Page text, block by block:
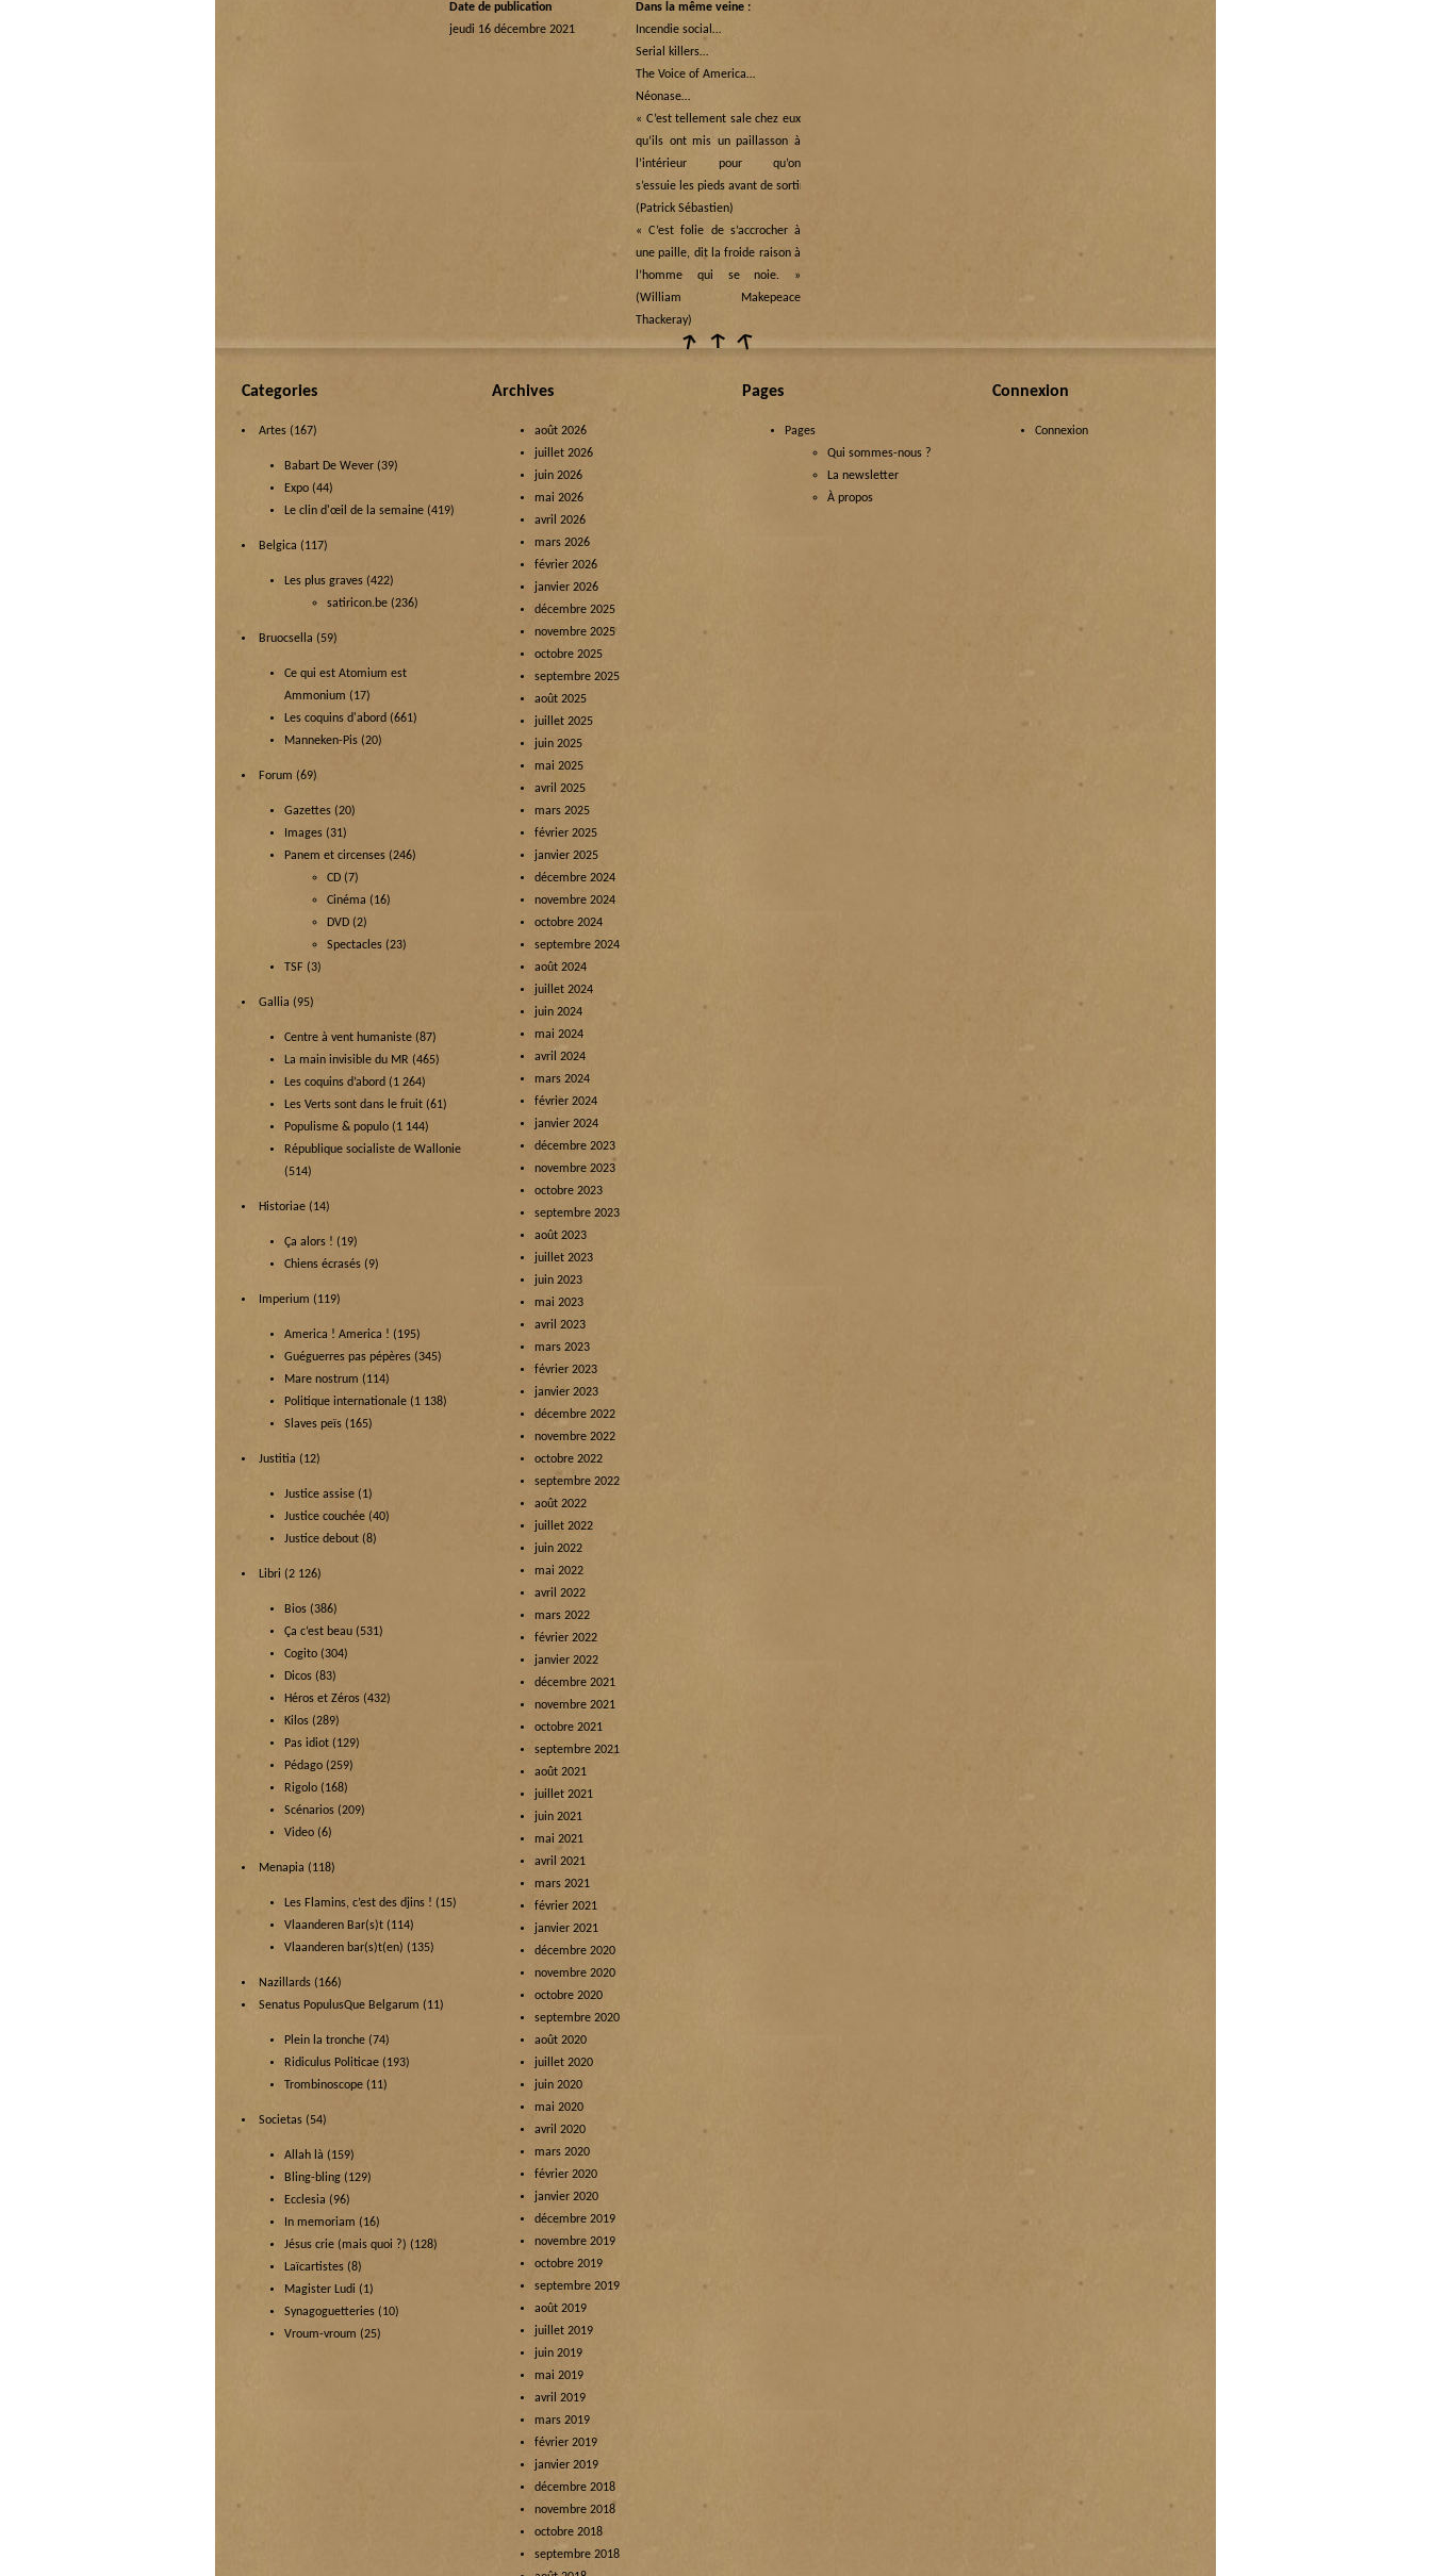
Date de publication
jeudi 16 décembre 2021
Dans la même veine :
Incendie social…
Serial killers…
The Voice of America…
Néonase…
« C’est tellement sale chez eux
qu’ils ont mis un paillasson à
l’intérieur pour qu’on
s’essuie les pieds avant de sortir… »
(Patrick Sébastien)
« C’est folie de s’accrocher à
une paille, dit la froide raison à
l’homme qui se noie. »
(William Makepeace
Thackeray)
Categories
Artes (167)
Babart De Wever (39)
Expo (44)
Le clin d'œil de la semaine (419)
Belgica (117)
Les plus graves (422)
satiricon.be (236)
Bruocsella (59)
Ce qui est Atomium est
Ammonium (17)
Les coquins d'abord (661)
Manneken-Pis (20)
Forum (69)
Gazettes (20)
Images (31)
Panem et circenses (246)
CD (7)
Cinéma (16)
DVD (2)
Spectacles (23)
TSF (3)
Gallia (95)
Centre à vent humaniste (87)
La main invisible du MR (465)
Les coquins d’abord (1 264)
Les Verts sont dans le fruit (61)
Populisme & populo (1 144)
République socialiste de Wallonie
(514)
Historiae (14)
Ça alors ! (19)
Chiens écrasés (9)
Imperium (119)
America ! America ! (195)
Guéguerres pas pépères (345)
Mare nostrum (114)
Politique internationale (1 138)
Slaves peïs (165)
Justitia (12)
Justice assise (1)
Justice couchée (40)
Justice debout (8)
Libri (2 126)
Bios (386)
Ça c’est beau (531)
Cogito (304)
Dicos (83)
Héros et Zéros (432)
Kilos (289)
Pas idiot (129)
Pédago (259)
Rigolo (168)
Scénarios (209)
Video (6)
Menapia (118)
Les Flamins, c’est des djins ! (15)
Vlaanderen Bar(s)t (114)
Vlaanderen bar(s)t(en) (135)
Nazillards (166)
Senatus PopulusQue Belgarum (11)
Plein la tronche (74)
Ridiculus Politicae (193)
Trombinoscope (11)
Societas (54)
Allah là (159)
Bling-bling (129)
Ecclesia (96)
In memoriam (16)
Jésus crie (mais quoi ?) (128)
Laïcartistes (8)
Magister Ludi (1)
Synagoguetteries (10)
Vroum-vroum (25)
Archives
août 2026
juillet 2026
juin 2026
mai 2026
avril 2026
mars 2026
février 2026
janvier 2026
décembre 2025
novembre 2025
octobre 2025
septembre 2025
août 2025
juillet 2025
juin 2025
mai 2025
avril 2025
mars 2025
février 2025
janvier 2025
décembre 2024
novembre 2024
octobre 2024
septembre 2024
août 2024
juillet 2024
juin 2024
mai 2024
avril 2024
mars 2024
février 2024
janvier 2024
décembre 2023
novembre 2023
octobre 2023
septembre 2023
août 2023
juillet 2023
juin 2023
mai 2023
avril 2023
mars 2023
février 2023
janvier 2023
décembre 2022
novembre 2022
octobre 2022
septembre 2022
août 2022
juillet 2022
juin 2022
mai 2022
avril 2022
mars 2022
février 2022
janvier 2022
décembre 2021
novembre 2021
octobre 2021
septembre 2021
août 2021
juillet 2021
juin 2021
mai 2021
avril 2021
mars 2021
février 2021
janvier 2021
décembre 2020
novembre 2020
octobre 2020
septembre 2020
août 2020
juillet 2020
juin 2020
mai 2020
avril 2020
mars 2020
février 2020
janvier 2020
décembre 2019
novembre 2019
octobre 2019
septembre 2019
août 2019
juillet 2019
juin 2019
mai 2019
avril 2019
mars 2019
février 2019
janvier 2019
décembre 2018
novembre 2018
octobre 2018
septembre 2018
Pages
Pages
Qui sommes-nous ?
La newsletter
À propos
Connexion
Connexion